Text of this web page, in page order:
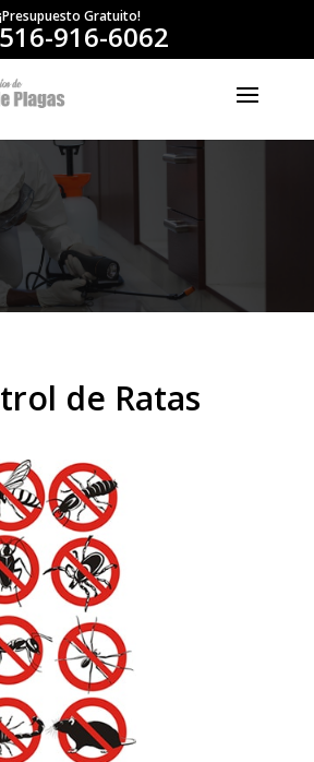
¡Presupuesto Gratuito!
516-916-6062
de Ratas